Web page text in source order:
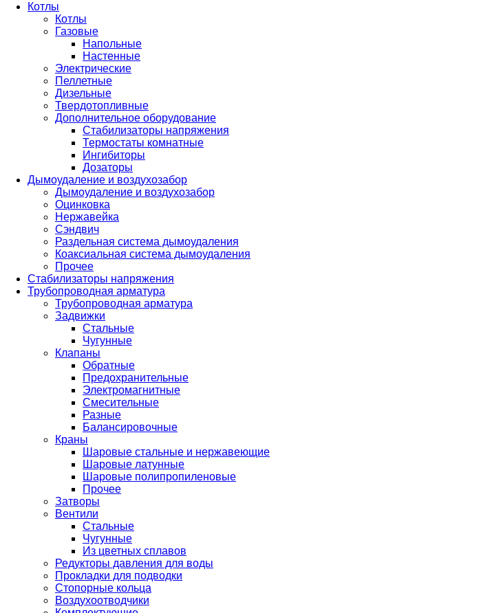
Котлы
Котлы
Газовые
Напольные
Настенные
Электрические
Пеллетные
Дизельные
Твердотопливные
Дополнительное оборудование
Стабилизаторы напряжения
Термостаты комнатные
Ингибиторы
Дозаторы
Дымоудаление и воздухозабор
Дымоудаление и воздухозабор
Оцинковка
Нержавейка
Сэндвич
Раздельная система дымоудаления
Коаксиальная система дымоудаления
Прочее
Стабилизаторы напряжения
Трубопроводная арматура
Трубопроводная арматура
Задвижки
Стальные
Чугунные
Клапаны
Обратные
Предохранительные
Электромагнитные
Смесительные
Разные
Балансировочные
Краны
Шаровые стальные и нержавеющие
Шаровые латунные
Шаровые полипропиленовые
Прочее
Затворы
Вентили
Стальные
Чугунные
Из цветных сплавов
Редукторы давления для воды
Прокладки для подводки
Стопорные кольца
Воздухоотводчики